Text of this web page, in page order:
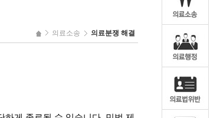
의료소송 의료분쟁 해결